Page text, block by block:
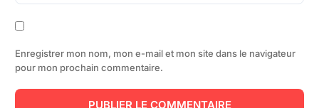
Enregistrer mon nom, mon e-mail et mon site dans le navigateur
pour mon prochain commentaire.